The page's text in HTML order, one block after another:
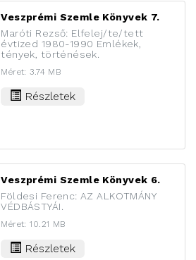
Veszprémi Szemle Könyvek 7.
Maróti Rezső: Elfelej/te/tett
évtized 1980-1990 Emlékek,
tények, történések.
Méret: 3.74 MB
Részletek
Veszprémi Szemle Könyvek 6.
Földesi Ferenc: AZ ALKOTMÁNY
VÉDBÁSTYÁI.
Méret: 10.21 MB
Részletek